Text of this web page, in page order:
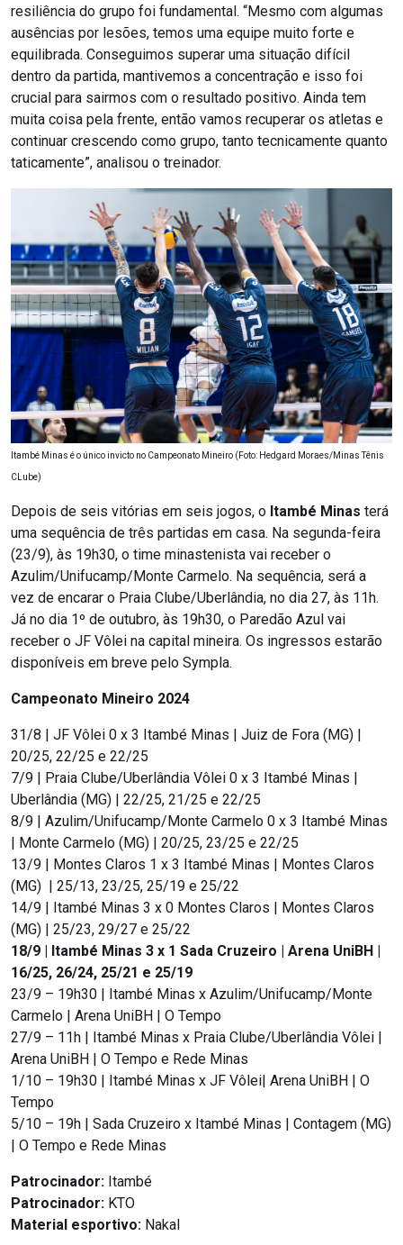
resiliência do grupo foi fundamental. “Mesmo com algumas
ausências por lesões, temos uma equipe muito forte e
equilibrada. Conseguimos superar uma situação difícil
dentro da partida, mantivemos a concentração e isso foi
crucial para sairmos com o resultado positivo. Ainda tem
muita coisa pela frente, então vamos recuperar os atletas e
continuar crescendo como grupo, tanto tecnicamente quanto
taticamente”, analisou o treinador.
Itambé Minas é o único invicto no Campeonato Mineiro (Foto: Hedgard Moraes/Minas Tênis
CLube)
Depois de seis vitórias em seis jogos, o Itambé Minas terá
uma sequência de três partidas em casa. Na segunda-feira
(23/9), às 19h30, o time minastenista vai receber o
Azulim/Unifucamp/Monte Carmelo. Na sequência, será a
vez de encarar o Praia Clube/Uberlândia, no dia 27, às 11h.
Já no dia 1º de outubro, às 19h30, o Paredão Azul vai
receber o JF Vôlei na capital mineira. Os ingressos estarão
disponíveis em breve pelo Sympla.
Campeonato Mineiro 2024
31/8 | JF Vôlei 0 x 3 Itambé Minas | Juiz de Fora (MG) |
20/25, 22/25 e 22/25
7/9 | Praia Clube/Uberlândia Vôlei 0 x 3 Itambé Minas |
Uberlândia (MG) | 22/25, 21/25 e 22/25
8/9 | Azulim/Unifucamp/Monte Carmelo 0 x 3 Itambé Minas
| Monte Carmelo (MG) | 20/25, 23/25 e 22/25
13/9 | Montes Claros 1 x 3 Itambé Minas | Montes Claros
(MG) | 25/13, 23/25, 25/19 e 25/22
14/9 | Itambé Minas 3 x 0 Montes Claros | Montes Claros
(MG) | 25/23, 29/27 e 25/22
18/9 | Itambé Minas 3 x 1 Sada Cruzeiro | Arena UniBH |
16/25, 26/24, 25/21 e 25/19
23/9 – 19h30 | Itambé Minas x Azulim/Unifucamp/Monte
Carmelo | Arena UniBH | O Tempo
27/9 – 11h | Itambé Minas x Praia Clube/Uberlândia Vôlei |
Arena UniBH | O Tempo e Rede Minas
1/10 – 19h30 | Itambé Minas x JF Vôlei| Arena UniBH | O
Tempo
5/10 – 19h | Sada Cruzeiro x Itambé Minas | Contagem (MG)
| O Tempo e Rede Minas
Patrocinador: Itambé
Patrocinador: KTO
Material esportivo: Nakal